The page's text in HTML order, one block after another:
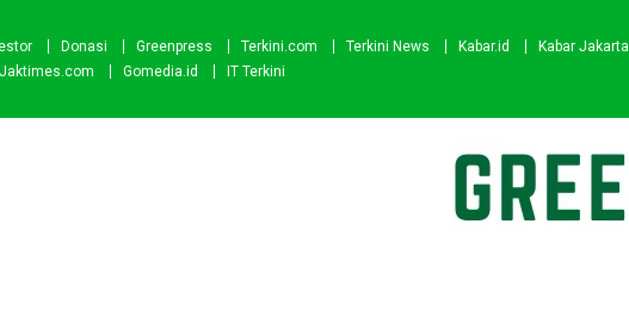
Donasi Greenpress Terkini.com Terkini News Kabar.id Kabar Jakarta
Jaktimes.com Gomedia.id IT Terkini